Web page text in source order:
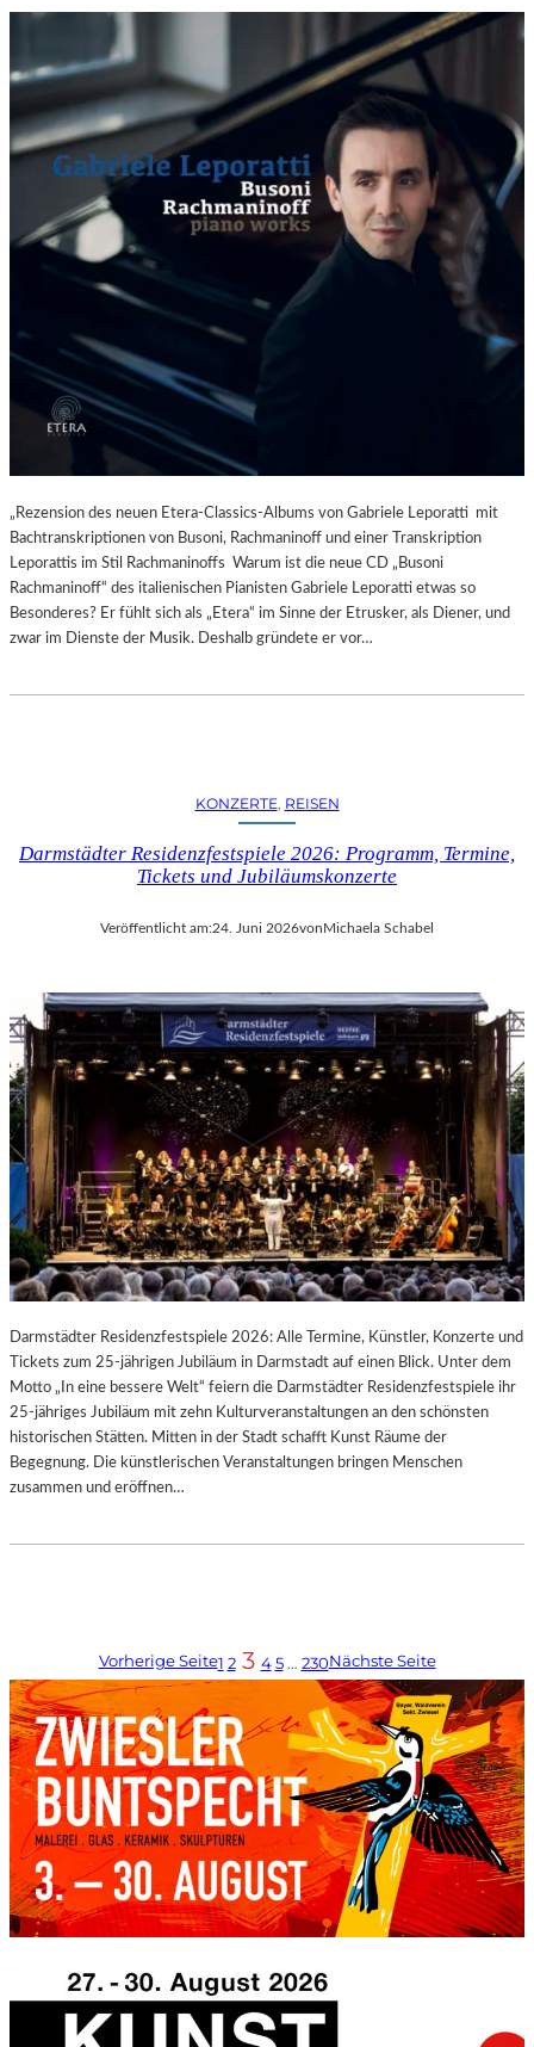
„Rezension des neuen Etera-Classics-Albums von Gabriele Leporatti mit
Bachtranskriptionen von Busoni, Rachmaninoff und einer Transkription
Leporattis im Stil Rachmaninoffs Warum ist die neue CD „Busoni
Rachmaninoff“ des italienischen Pianisten Gabriele Leporatti etwas so
Besonderes? Er fühlt sich als „Etera“ im Sinne der Etrusker, als Diener, und
zwar im Dienste der Musik. Deshalb gründete er vor…
KONZERTE, REISEN
Darmstädter Residenzfestspiele 2026: Programm, Termine,
Tickets und Jubiläumskonzerte
Veröffentlicht am:24. Juni 2026vonMichaela Schabel
Darmstädter Residenzfestspiele 2026: Alle Termine, Künstler, Konzerte und
Tickets zum 25-jährigen Jubiläum in Darmstadt auf einen Blick. Unter dem
Motto „In eine bessere Welt“ feiern die Darmstädter Residenzfestspiele ihr
25-jähriges Jubiläum mit zehn Kulturveranstaltungen an den schönsten
historischen Stätten. Mitten in der Stadt schafft Kunst Räume der
Begegnung. Die künstlerischen Veranstaltungen bringen Menschen
zusammen und eröffnen…
Vorherige Seite1 2 3 4 5 … 230Nächste Seite